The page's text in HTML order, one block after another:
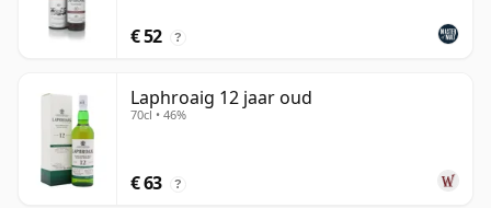
€ 52 ?
Laphroaig 12 jaar oud
70cl • 46%
€ 63 ?